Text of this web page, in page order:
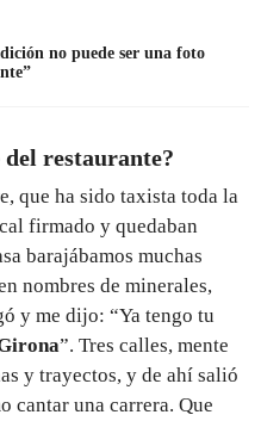
no puede ser una foto
restaurante?
que ha sido taxista toda la
firmado y quedaban
barajábamos muchas
nombres de minerales,
y me dijo: “Ya tengo tu
”. Tres calles, mente
y trayectos, y de ahí salió
cantar una carrera. Que